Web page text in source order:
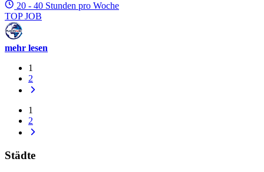
20 - 40 Stunden pro Woche
TOP JOB
mehr lesen
1
2
1
2
Städte